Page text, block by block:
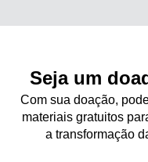
Seja um
Com sua doação,
materiais gratuitos
a transformação